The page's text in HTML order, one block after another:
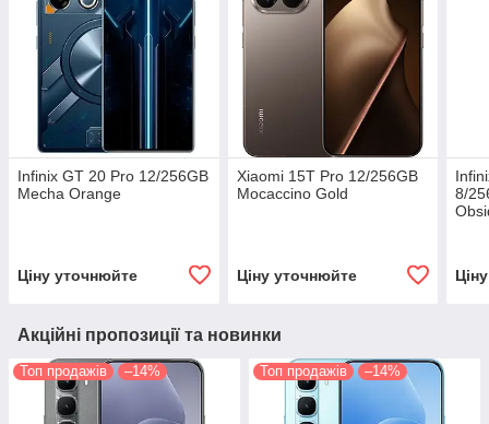
Infinix GT 20 Pro 12/256GB
Mecha Orange
Ціну уточнюйте
Xiaomi 15T Pro 12/256GB
Mocaccino Gold
Ціну уточнюйте
8/
Акційні пропозиції та новинки
Топ продажів –14% Топ продажів –14%